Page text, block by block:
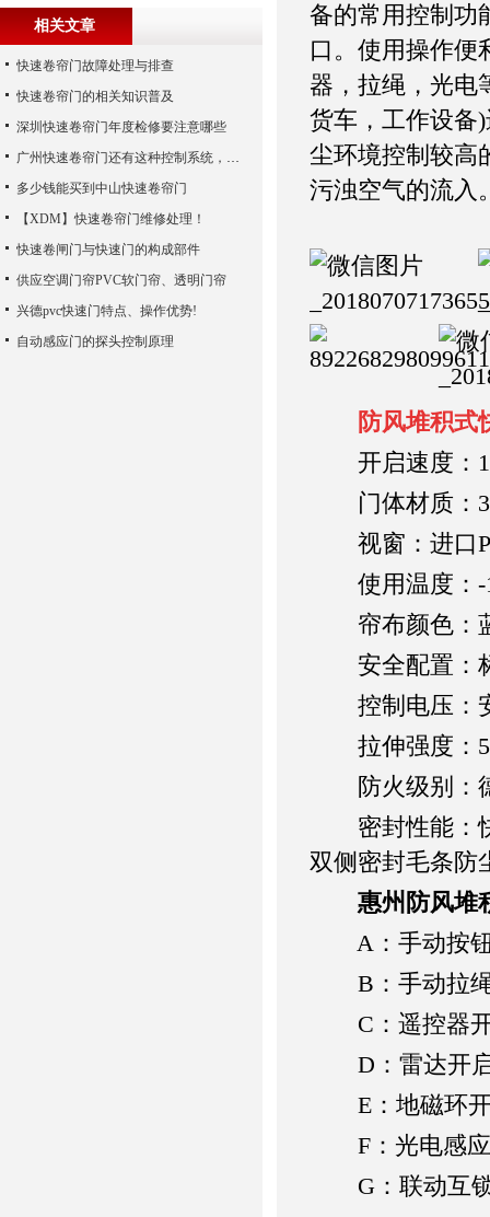
备的常用控制功
口。使用操作便
器，拉绳，光电
货车，工作设备
尘环境控制较高
污浊空气的流入
防风堆积式
开启速度：1-
门体材质：
视窗：进口
使用温度：-
帘布颜色：蓝
安全配置：标
控制电压：
拉伸强度：
防火级别：
密封性能：快
双侧密封毛条防
惠州防风堆
A：手动按
B：手动拉
C：遥控器
D：雷达开
E：地磁环
F：光电感应
G：联动互锁
相关文章
快速卷帘门故障处理与排查
快速卷帘门的相关知识普及
深圳快速卷帘门年度检修要注意哪些
广州快速卷帘门还有这种控制系统，您知道吗？
多少钱能买到中山快速卷帘门
【XDM】快速卷帘门维修处理！
快速卷闸门与快速门的构成部件
供应空调门帘PVC软门帘、透明门帘
兴德pvc快速门特点、操作优势!
自动感应门的探头控制原理